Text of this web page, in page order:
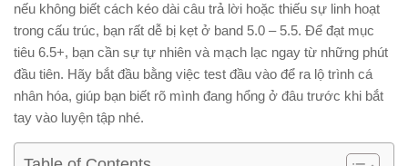
nếu không biết cách kéo dài câu trả lời hoặc thiếu sự linh hoạt
trong cấu trúc, bạn rất dễ bị kẹt ở band 5.0 – 5.5. Để đạt mục
tiêu 6.5+, bạn cần sự tự nhiên và mạch lạc ngay từ những phút
đầu tiên. Hãy bắt đầu bằng việc test đầu vào để ra lộ trình cá
nhân hóa, giúp bạn biết rõ mình đang hổng ở đâu trước khi bắt
tay vào luyện tập nhé.